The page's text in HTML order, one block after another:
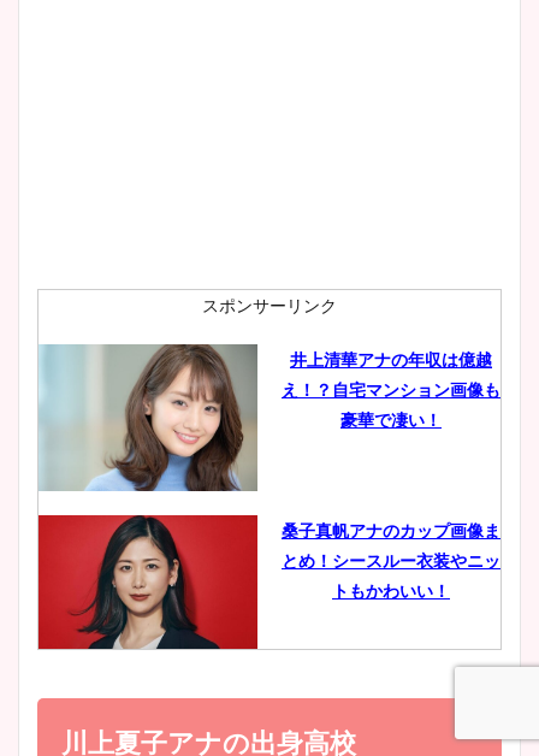
肉も凄い！
鈴木唯の太ってた時の体重が
ヤバすぎww原因や痩せたダ
豊島実季アナのカップ画像ま
とめ！美脚や水着姿に年齢も
宇賀神メグアナのニット画像
スポンサーリンク
井上清華アナの年収は億越
え！？自宅マンション画像も
豪華で凄い！
桑子真帆アナのカップ画像ま
とめ！シースルー衣装やニッ
トもかわいい！
小室瑛莉子のカップ画像まと
め！足が美脚でニット衣装も
川上夏子アナの出身高校